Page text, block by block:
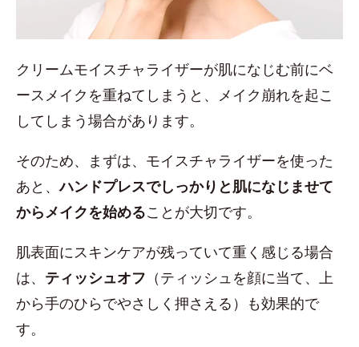
クリームモイスチャライザーが肌になじむ前にベ
ースメイクを重ねてしまうと、メイク崩れを起こ
してしまう場合があります。
そのため、まずは、モイスチャライザーを使った
あと、ハンドプレスでしっかりと肌になじませて
からメイクを始めることが大切です。
肌表面にスキンケアが残っていて重く感じる場合
は、 ティッシュオフ （ティッシュを顔に当て、上
から手のひらでやさしく押さえる）も効果的で
す。